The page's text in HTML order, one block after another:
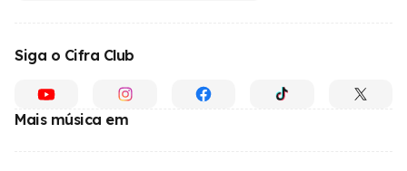
Siga o Cifra Club
Mais música em